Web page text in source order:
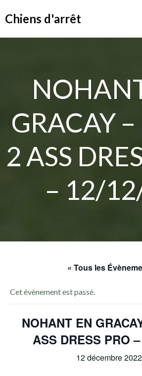
Chiens d'arrêt
GRACAY
2 ASS
– 12/
« Tous les
Cet évènement est passé.
NOHANT EN
ASS DRESS PRO
12 décembre 2022